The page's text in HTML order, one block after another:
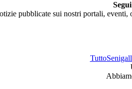
pubblicate sui nostri portali,